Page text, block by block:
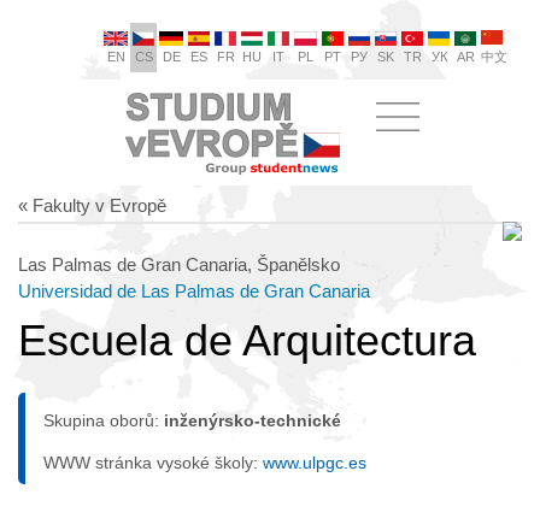
EN CS DE ES FR HU IT PL PT РУ SK TR УК AR 中文
« Fakulty v Evropě
Las Palmas de Gran Canaria, Španělsko
Universidad de Las Palmas de Gran Canaria
Escuela de Arquitectura
Skupina oborů: inženýrsko-technické
WWW stránka vysoké školy: www.ulpgc.es